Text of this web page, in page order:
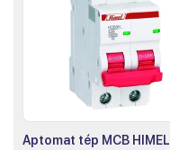
Aptomat tép MCB HIMEL